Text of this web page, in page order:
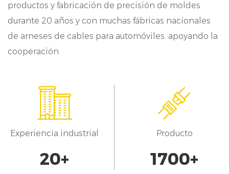
Intercambiabilidad: nuestros componentes
están diseñados para una integración
perfecta, lo que permite una fácil
Fiabilidad: damos prioridad a la fiabilidad en
todos los aspectos de nuestro proceso de
fabricación, garantizando que nuestros
componentes proporcionan un buen
productos y fabricación de precisión de moldes
durante 20 años y con muchas fábricas nacionales
de arneses de cables para automóviles. apoyando la
cooperación.
Experiencia industrial
20+
Producto
1700+